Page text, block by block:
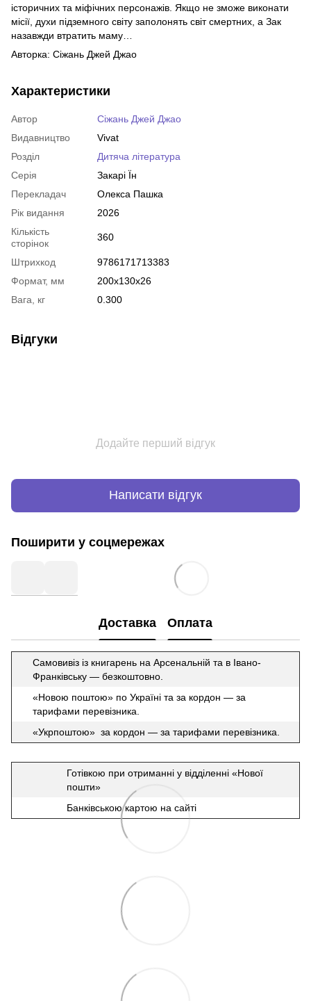
історичних та міфічних персонажів. Якщо не зможе виконати
місії, духи підземного світу заполонять світ смертних, а Зак
назавжди втратить маму…
Авторка: Сіжань Джей Джао
Характеристики
Автор
Сіжань Джей Джао
Видавництво
Vivat
Розділ
Дитяча література
Серія
Закарі Їн
Перекладач
Олекса Пашка
Рік видання
2026
Кількість
сторінок
360
Штрихкод
9786171713383
Формат, мм
200x130x26
Вага, кг
0.300
Відгуки
Додайте перший відгук
Написати відгук
Поширити у соцмережах
Доставка Оплата
Самовивіз із книгарень на Арсенальній та в Івано-
Франківську — безкоштовно.
«Новою поштою» по Україні та за кордон — за
тарифами перевізника.
«Укрпоштою» за кордон — за тарифами перевізника.
Готівкою при отриманні у відділенні «Нової
пошти»
Банківською картою на сайті